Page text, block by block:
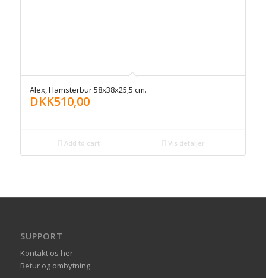
Alex, Hamsterbur 58x38x25,5 cm.
DKK510,00
Add to cart Vis detaljer
SUPPORT
Kontakt os her
Retur og ombytning